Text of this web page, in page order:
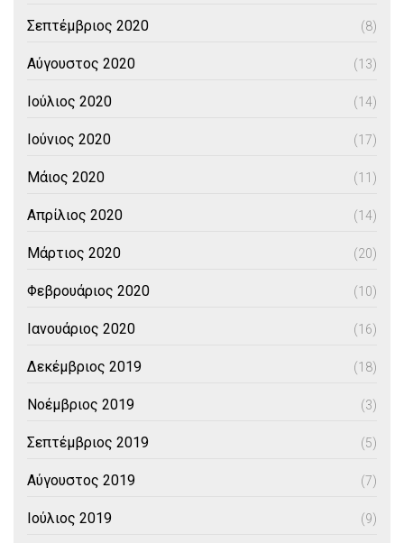
Σεπτέμβριος 2020 (8)
Αύγουστος 2020 (13)
Ιούλιος 2020 (14)
Ιούνιος 2020 (17)
Μάιος 2020 (11)
Απρίλιος 2020 (14)
Μάρτιος 2020 (20)
Φεβρουάριος 2020 (10)
Ιανουάριος 2020 (16)
Δεκέμβριος 2019 (18)
Νοέμβριος 2019 (3)
Σεπτέμβριος 2019 (5)
Αύγουστος 2019 (7)
Ιούλιος 2019 (9)